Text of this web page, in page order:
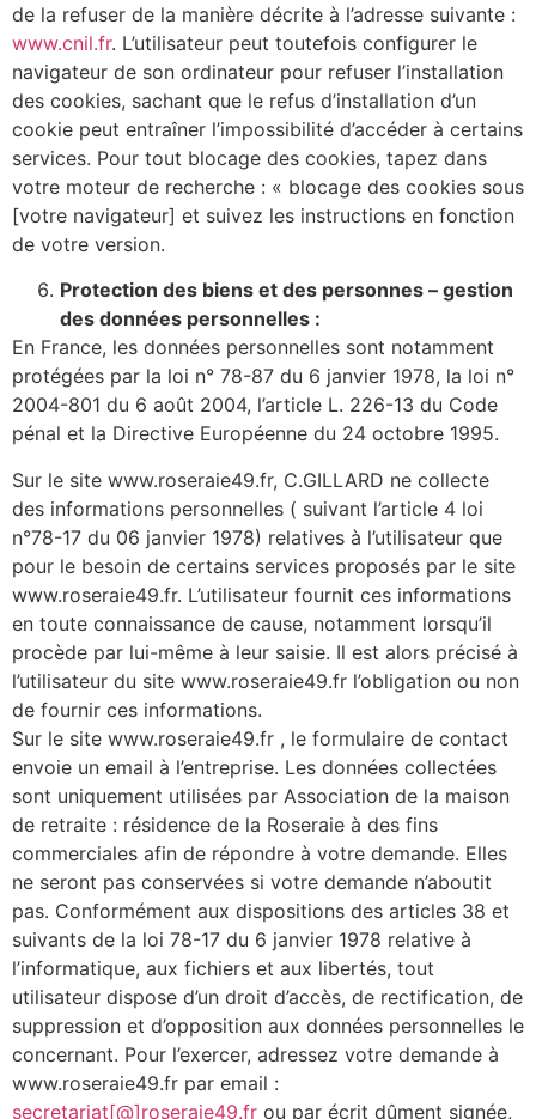
de la refuser de la manière décrite à l’adresse suivante :
www.cnil.fr. L’utilisateur peut toutefois configurer le
navigateur de son ordinateur pour refuser l’installation
des cookies, sachant que le refus d’installation d’un
cookie peut entraîner l’impossibilité d’accéder à certains
services. Pour tout blocage des cookies, tapez dans
votre moteur de recherche : « blocage des cookies sous
[votre navigateur] et suivez les instructions en fonction
de votre version.
Protection des biens et des personnes – gestion
des données personnelles :
En France, les données personnelles sont notamment
protégées par la loi n° 78-87 du 6 janvier 1978, la loi n°
2004-801 du 6 août 2004, l’article L. 226-13 du Code
pénal et la Directive Européenne du 24 octobre 1995.
Sur le site www.roseraie49.fr, C.GILLARD ne collecte
des informations personnelles ( suivant l’article 4 loi
n°78-17 du 06 janvier 1978) relatives à l’utilisateur que
pour le besoin de certains services proposés par le site
www.roseraie49.fr. L’utilisateur fournit ces informations
en toute connaissance de cause, notamment lorsqu’il
procède par lui-même à leur saisie. Il est alors précisé à
l’utilisateur du site www.roseraie49.fr l’obligation ou non
de fournir ces informations.
Sur le site www.roseraie49.fr , le formulaire de contact
envoie un email à l’entreprise. Les données collectées
sont uniquement utilisées par Association de la maison
de retraite : résidence de la Roseraie à des fins
commerciales afin de répondre à votre demande. Elles
ne seront pas conservées si votre demande n’aboutit
pas. Conformément aux dispositions des articles 38 et
suivants de la loi 78-17 du 6 janvier 1978 relative à
l’informatique, aux fichiers et aux libertés, tout
utilisateur dispose d’un droit d’accès, de rectification, de
suppression et d’opposition aux données personnelles le
concernant. Pour l’exercer, adressez votre demande à
www.roseraie49.fr par email :
secretariat[@]roseraie49.fr ou par écrit dûment signée,